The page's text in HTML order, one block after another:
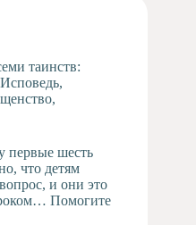
таинств:
первые шесть
что детям
и они это
Помогите